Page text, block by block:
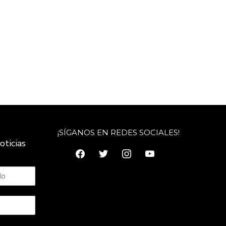
¡SÍGANOS EN REDES SOCIALES!
facebooktwitterinstagramyoutube